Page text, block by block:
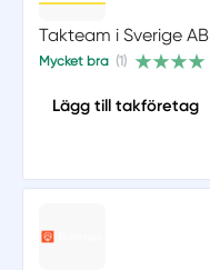
Takteam i Sverige AB
Mycket bra (1)
Lägg till takföretag